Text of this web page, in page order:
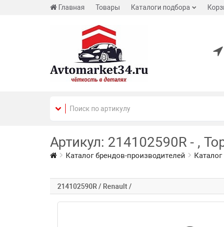
Главная Товары Каталоги подбора
Артикул: 214102590R - ,
Каталог брендов-производителей
214102590R / Renault /